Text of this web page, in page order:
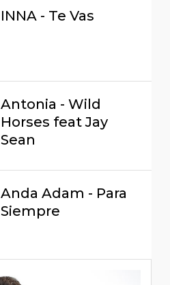
INNA - Te Vas
Antonia - Wild
Horses feat Jay
Sean
Anda Adam - Para
Siempre